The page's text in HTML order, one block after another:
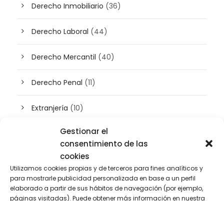
Gestionar el
consentimiento de las
cookies
Utilizamos cookies propias y de terceros para fines analíticos y
para mostrarle publicidad personalizada en base a un perfil
elaborado a partir de sus hábitos de navegación (por ejemplo,
páginas visitadas). Puede obtener más información en nuestra
Derecho Inmobiliario (36)
Derecho Laboral (44)
Derecho Mercantil (40)
Derecho Penal (11)
Extranjería (10)
Inteligencia artificial(3)
Patrimonio(5)
Plusvalía(2)